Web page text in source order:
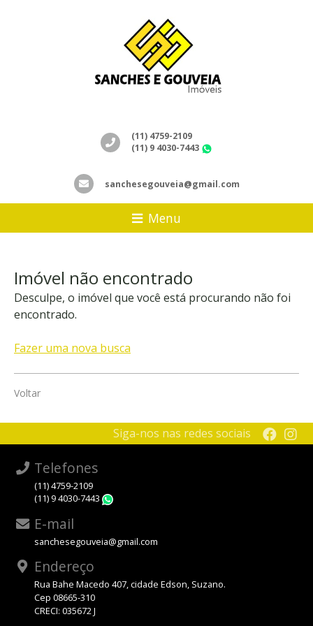
(11) 4759-2109
(11) 9 4030-7443
sanchesegouveia@gmail.com
Menu
Imóvel não encontrado
Desculpe, o imóvel que você está procurando não foi
encontrado.
Fazer uma nova busca
Voltar
Siga-nos nas redes sociais
Telefones
(11) 4759-2109
(11) 9 4030-7443
E-mail
sanchesegouveia@gmail.com
Endereço
Rua Bahe Macedo 407, cidade Edson, Suzano.
Cep 08665-310
CRECI: 035672 J